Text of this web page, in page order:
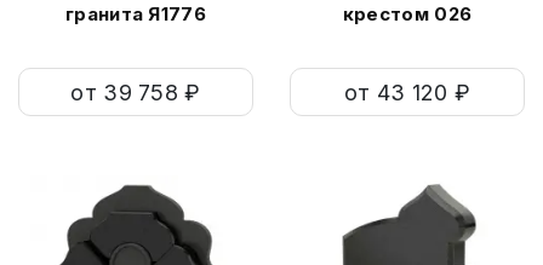
гранита Я1776
от 39 758 ₽
крестом 026
от 43 120 ₽